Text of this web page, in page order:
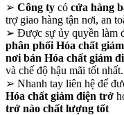
➢ Công ty có cửa hàng
trợ giao hàng tận nơi, an
➢ Được sự ủy quyền làm
phân phối Hóa chất
nơi bán Hóa chất giảm
và chế độ hậu mãi tốt nhất.
➢ Nhanh tay liên hệ để
Hóa chất giảm điện trở
trở nào chất lượng tốt